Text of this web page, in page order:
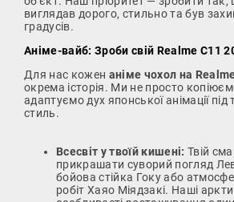
виглядав дорого, стильно та був
градусів.
Аніме-вайб: Зроби свій Realme C11
Для нас кожен аніме чохол на
окрема історія. Ми не просто
адаптуємо дух японської анімації
стиль.
Всесвіт у твоїй кишені: Твій
прикрашати суворий погляд
бойова стійка Гоку або
робіт Хаяо Міядзакі. Наші